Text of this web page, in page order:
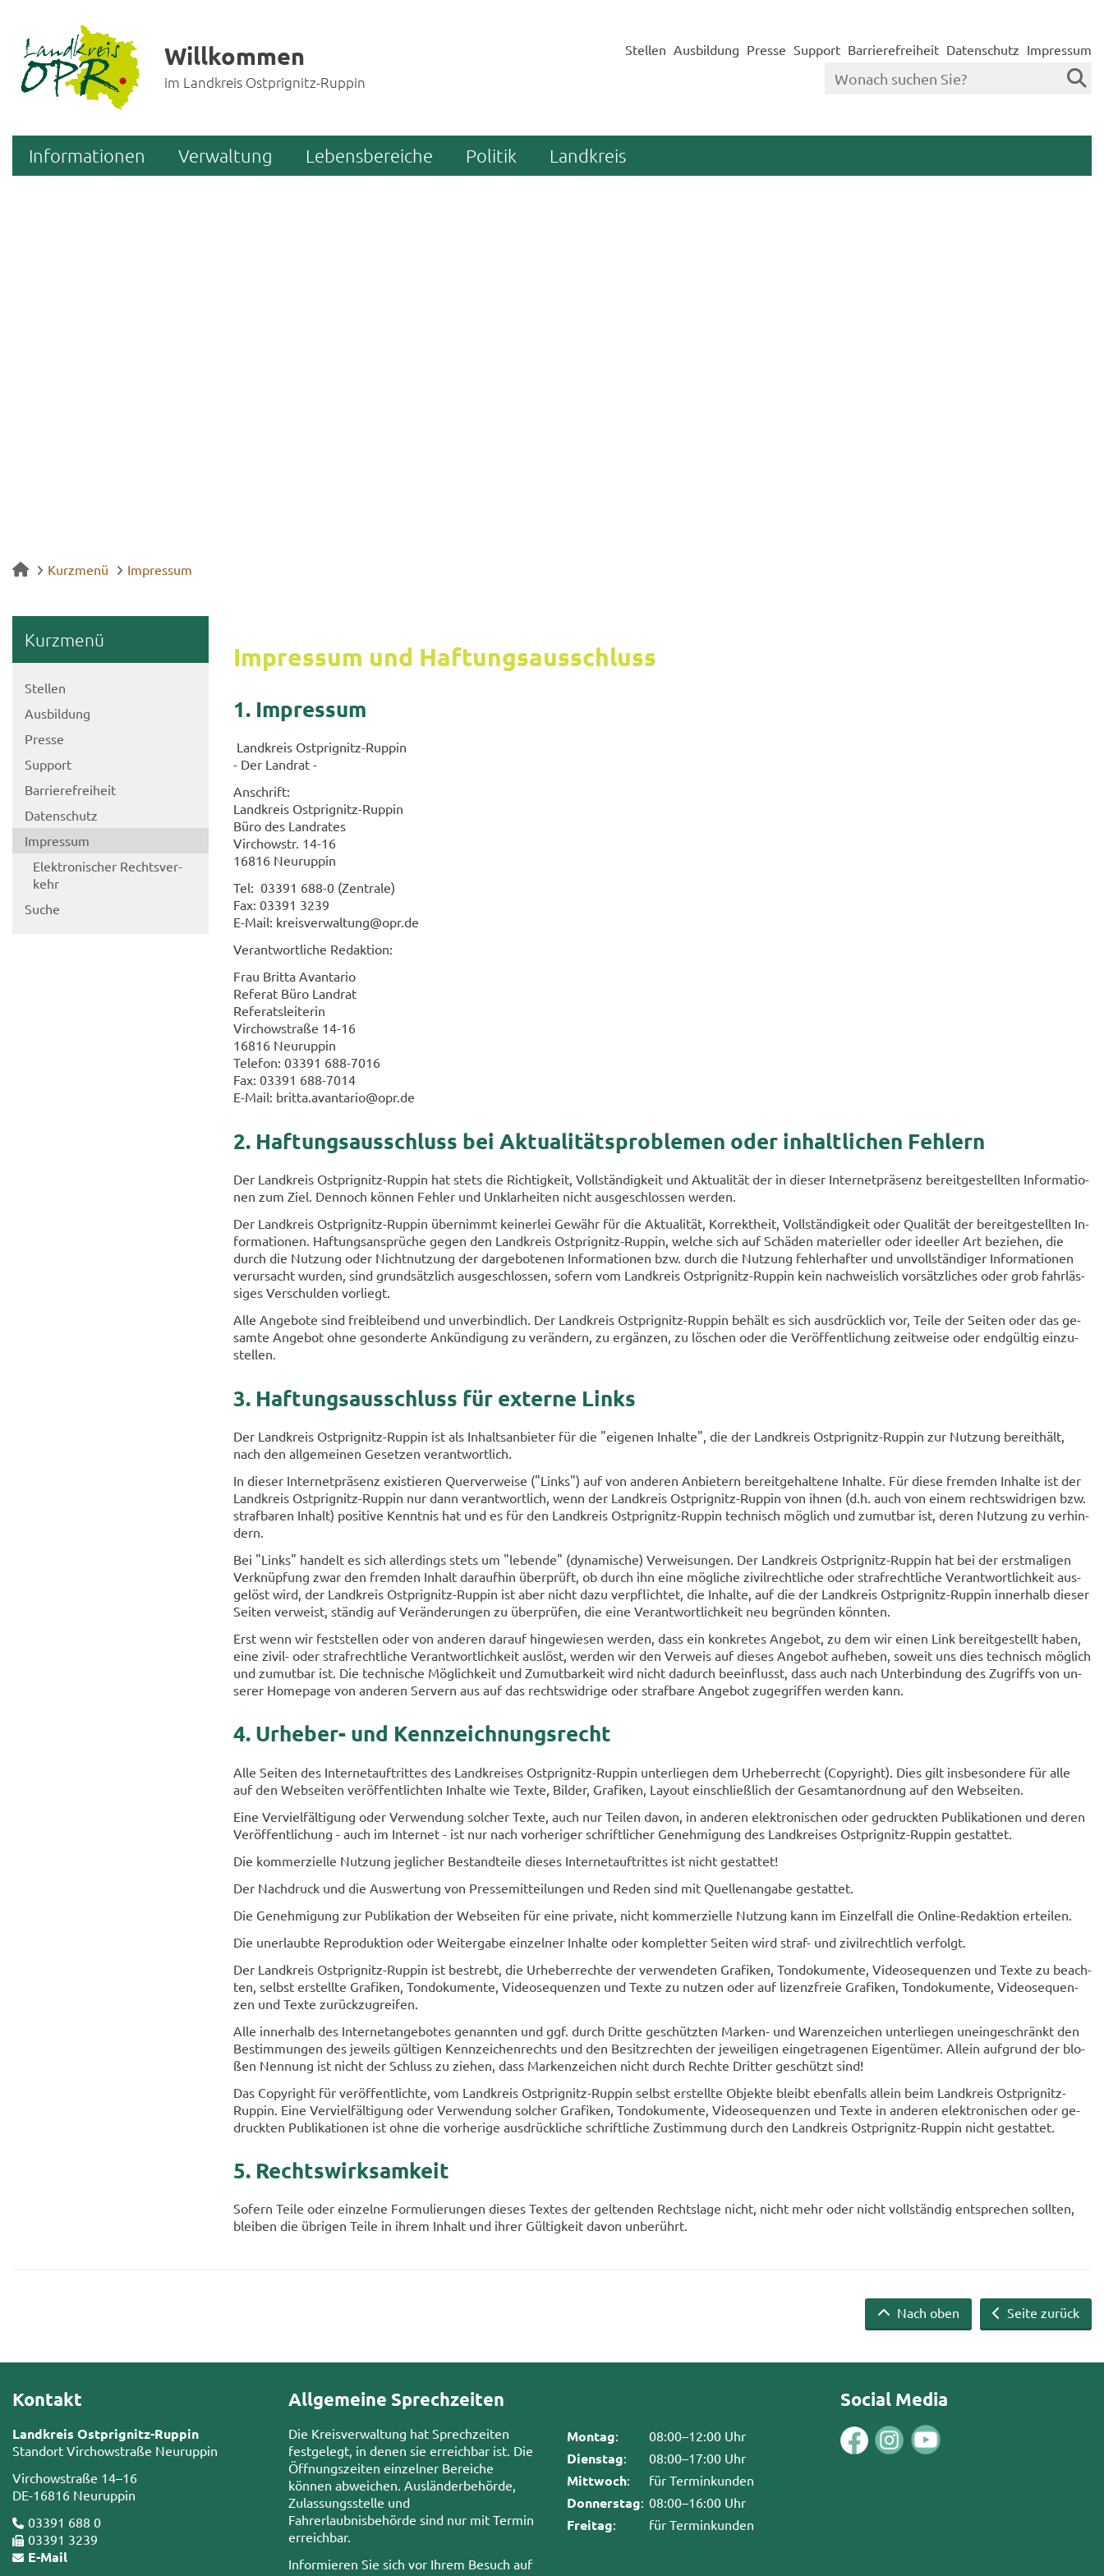
Willkommen
im Landkreis Ostprignitz-Ruppin
Stellen Ausbildung Presse Support Barrierefreiheit Datenschutz Impressum
Informationen Verwaltung Lebensbereiche Politik Landkreis
Kurzmenü Impressum
Kurz­me­nü
Stel­len
Aus­bil­dung
Pres­se
Sup­port
Bar­rie­re­frei­heit
Da­ten­schutz
Im­pres­sum
Elek­tro­ni­scher Rechts­ver­
kehr
Suche
Im­pres­sum und Haf­tungs­aus­schluss
1. Im­pres­sum
Land­kreis Ostprignitz-​Ruppin
- Der Land­rat -
An­schrift:
Land­kreis Ostprignitz-​Ruppin
Büro des Land­ra­tes
Virch­ow­str. 14-16
16816 Neu­rup­pin
Tel: 03391 688-0 (Zen­tra­le)
Fax: 03391 3239
E-​Mail: kreis­ver­wal­tung@opr.de
Ver­ant­wort­li­che Re­dak­ti­on:
Frau Brit­ta Avan­t­a­rio
Re­fe­rat Büro Land­rat
Re­fe­rats­lei­te­rin
Virch­ow­stra­ße 14-16
16816 Neu­rup­pin
Te­le­fon: 03391 688-​7016
Fax: 03391 688-​7014
E-​Mail: brit­ta.avan­t­a­rio@opr.de
2. Haf­tungs­aus­schluss bei Ak­tua­li­täts­pro­ble­men oder in­halt­li­chen Feh­lern
Der Land­kreis Ostprignitz-​Ruppin hat stets die Rich­tig­keit, Voll­stän­dig­keit und Ak­tua­li­tät der in die­ser In­ter­net­prä­senz be­reit­ge­stell­ten In­for­ma­tio­
nen zum Ziel. Den­noch kön­nen Feh­ler und Un­klar­hei­ten nicht aus­ge­schlos­sen wer­den.
Der Land­kreis Ostprignitz-​Ruppin über­nimmt kei­ner­lei Ge­währ für die Ak­tua­li­tät, Kor­rekt­heit, Voll­stän­dig­keit oder Qua­li­tät der be­reit­ge­stell­ten In­
for­ma­tio­nen. Haf­tungs­an­sprü­che gegen den Land­kreis Ostprignitz-​Ruppin, wel­che sich auf Schä­den ma­te­ri­el­ler oder ideel­ler Art be­zie­hen, die
durch die Nut­zung oder Nicht­nut­zung der dar­ge­bo­te­nen In­for­ma­tio­nen bzw. durch die Nut­zung feh­ler­haf­ter und un­voll­stän­di­ger In­for­ma­tio­nen
ver­ur­sacht wur­den, sind grund­sätz­lich aus­ge­schlos­sen, so­fern vom Land­kreis Ostprignitz-​Ruppin kein nach­weis­lich vor­sätz­li­ches oder grob fahr­läs­
si­ges Ver­schul­den vor­liegt.
Alle An­ge­bo­te sind frei­blei­bend und un­ver­bind­lich. Der Land­kreis Ostprignitz-​Ruppin be­hält es sich aus­drück­lich vor, Teile der Sei­ten oder das ge­
sam­te An­ge­bot ohne ge­son­der­te An­kün­di­gung zu ver­än­dern, zu er­gän­zen, zu lö­schen oder die Ver­öf­fent­li­chung zeit­wei­se oder end­gül­tig ein­zu­
stel­len.
3. Haf­tungs­aus­schluss für ex­ter­ne Links
Der Land­kreis Ostprignitz-​Ruppin ist als In­halts­an­bie­ter für die "ei­ge­nen In­hal­te", die der Land­kreis Ostprignitz-​Ruppin zur Nut­zung be­reit­hält,
nach den all­ge­mei­nen Ge­set­zen ver­ant­wort­lich.
In die­ser In­ter­net­prä­senz exis­tie­ren Quer­ver­wei­se ("Links") auf von an­de­ren An­bie­tern be­reit­ge­hal­te­ne In­hal­te. Für diese frem­den In­hal­te ist der
Land­kreis Ostprignitz-​Ruppin nur dann ver­ant­wort­lich, wenn der Land­kreis Ostprignitz-​Ruppin von ihnen (d.h. auch von einem rechts­wid­ri­gen bzw.
straf­ba­ren In­halt) po­si­ti­ve Kennt­nis hat und es für den Land­kreis Ostprignitz-​Ruppin tech­nisch mög­lich und zu­mut­bar ist, deren Nut­zung zu ver­hin­
dern.
Bei "Links" han­delt es sich al­ler­dings stets um "le­ben­de" (dy­na­mi­sche) Ver­wei­sun­gen. Der Land­kreis Ostprignitz-​Ruppin hat bei der erst­ma­li­gen
Ver­knüp­fung zwar den frem­den In­halt dar­auf­hin über­prüft, ob durch ihn eine mög­li­che zi­vil­recht­li­che oder straf­recht­li­che Ver­ant­wort­lich­keit aus­
ge­löst wird, der Land­kreis Ostprignitz-​Ruppin ist aber nicht dazu ver­pflich­tet, die In­hal­te, auf die der Land­kreis Ostprignitz-​Ruppin in­ner­halb die­ser
Sei­ten ver­weist, stän­dig auf Ver­än­de­run­gen zu über­prü­fen, die eine Ver­ant­wort­lich­keit neu be­grün­den könn­ten.
Erst wenn wir fest­stel­len oder von an­de­ren dar­auf hin­ge­wie­sen wer­den, dass ein kon­kre­tes An­ge­bot, zu dem wir einen Link be­reit­ge­stellt haben,
eine zivil-​ oder straf­recht­li­che Ver­ant­wort­lich­keit aus­löst, wer­den wir den Ver­weis auf die­ses An­ge­bot auf­he­ben, so­weit uns dies tech­nisch mög­lich
und zu­mut­bar ist. Die tech­ni­sche Mög­lich­keit und Zu­mut­bar­keit wird nicht da­durch be­ein­flusst, dass auch nach Un­ter­bin­dung des Zu­griffs von un­
se­rer Home­page von an­de­ren Ser­vern aus auf das rechts­wid­ri­ge oder straf­ba­re An­ge­bot zu­ge­grif­fen wer­den kann.
4. Urheber-​ und Kenn­zeich­nungs­recht
Alle Sei­ten des In­ter­net­auf­trit­tes des Land­krei­ses Ostprignitz-​Ruppin un­ter­lie­gen dem Ur­he­ber­recht (Co­py­right). Dies gilt ins­be­son­de­re für alle
auf den Web­sei­ten ver­öf­fent­lich­ten In­hal­te wie Texte, Bil­der, Gra­fi­ken, Lay­out ein­schließ­lich der Ge­samt­an­ord­nung auf den Web­sei­ten.
Eine Ver­viel­fäl­ti­gung oder Ver­wen­dung sol­cher Texte, auch nur Tei­len davon, in an­de­ren elek­tro­ni­schen oder ge­druck­ten Pu­bli­ka­tio­nen und deren
Ver­öf­fent­li­chung - auch im In­ter­net - ist nur nach vor­he­ri­ger schrift­li­cher Ge­neh­mi­gung des Land­krei­ses Ostprignitz-​Ruppin ge­stat­tet.
Die kom­mer­zi­el­le Nut­zung jeg­li­cher Be­stand­tei­le die­ses In­ter­net­auf­trit­tes ist nicht ge­stat­tet!
Der Nach­druck und die Aus­wer­tung von Pres­se­mit­tei­lun­gen und Reden sind mit Quel­len­an­ga­be ge­stat­tet.
Die Ge­neh­mi­gung zur Pu­bli­ka­ti­on der Web­sei­ten für eine pri­va­te, nicht kom­mer­zi­el­le Nut­zung kann im Ein­zel­fall die Online-​Redaktion er­tei­len.
Die un­er­laub­te Re­pro­duk­ti­on oder Wei­ter­ga­be ein­zel­ner In­hal­te oder kom­plet­ter Sei­ten wird straf-​ und zi­vil­recht­lich ver­folgt.
Der Land­kreis Ostprignitz-​Ruppin ist be­strebt, die Ur­he­ber­rech­te der ver­wen­de­ten Gra­fi­ken, Ton­do­ku­men­te, Vi­deo­se­quen­zen und Texte zu be­ach­
ten, selbst er­stell­te Gra­fi­ken, Ton­do­ku­men­te, Vi­deo­se­quen­zen und Texte zu nut­zen oder auf li­zenz­freie Gra­fi­ken, Ton­do­ku­men­te, Vi­deo­se­quen­
zen und Texte zu­rück­zu­grei­fen.
Alle in­ner­halb des In­ter­net­an­ge­bo­tes ge­nann­ten und ggf. durch Drit­te ge­schütz­ten Marken-​ und Wa­ren­zei­chen un­ter­lie­gen un­ein­ge­schränkt den
Be­stim­mun­gen des je­weils gül­ti­gen Kenn­zei­chen­rechts und den Be­sitz­rech­ten der je­wei­li­gen ein­ge­tra­ge­nen Ei­gen­tü­mer. Al­lein auf­grund der blo­
ßen Nen­nung ist nicht der Schluss zu zie­hen, dass Mar­ken­zei­chen nicht durch Rech­te Drit­ter ge­schützt sind!
Das Co­py­right für ver­öf­fent­lich­te, vom Land­kreis Ostprignitz-​Ruppin selbst er­stell­te Ob­jek­te bleibt eben­falls al­lein beim Land­kreis Ostprignitz-​
Ruppin. Eine Ver­viel­fäl­ti­gung oder Ver­wen­dung sol­cher Gra­fi­ken, Ton­do­ku­men­te, Vi­deo­se­quen­zen und Texte in an­de­ren elek­tro­ni­schen oder ge­
druck­ten Pu­bli­ka­tio­nen ist ohne die vor­he­ri­ge aus­drück­li­che schrift­li­che Zu­stim­mung durch den Land­kreis Ostprignitz-​Ruppin nicht ge­stat­tet.
5. Rechts­wirk­sam­keit
So­fern Teile oder ein­zel­ne For­mu­lie­run­gen die­ses Tex­tes der gel­ten­den Rechts­la­ge nicht, nicht mehr oder nicht voll­stän­dig ent­spre­chen soll­ten,
blei­ben die üb­ri­gen Teile in ihrem In­halt und ihrer Gül­tig­keit davon un­be­rührt.
Seite zurück
Nach oben
Kontakt
Landkreis Ostprignitz-Ruppin
Standort Virchowstraße Neuruppin
Virchowstraße 14–16
DE-16816 Neuruppin
03391 688 0
03391 3239
E-Mail
Allgemeine Sprechzeiten
Die Kreisverwaltung hat Sprechzeiten
festgelegt, in denen sie erreichbar ist. Die
Öffnungszeiten einzelner Bereiche
können abweichen. Ausländerbehörde,
Zulassungsstelle und
Fahrerlaubnisbehörde sind nur mit Termin
erreichbar.
Informieren Sie sich vor Ihrem Besuch auf
Montag: 08:00–12:00 Uhr
Dienstag: 08:00–17:00 Uhr
Mittwoch: für Terminkunden
Donnerstag: 08:00–16:00 Uhr
Freitag: für Terminkunden
Social Media